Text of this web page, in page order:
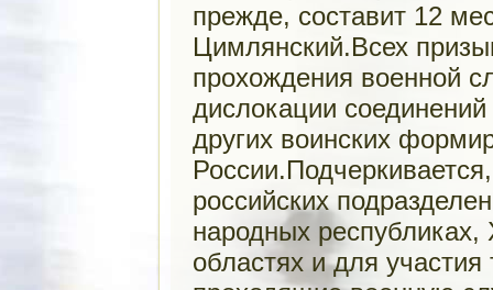
прежде, составит 12
Цимлянский.Всех
прохождения военной
дислокации
других воинских
российских
народных
областях и для